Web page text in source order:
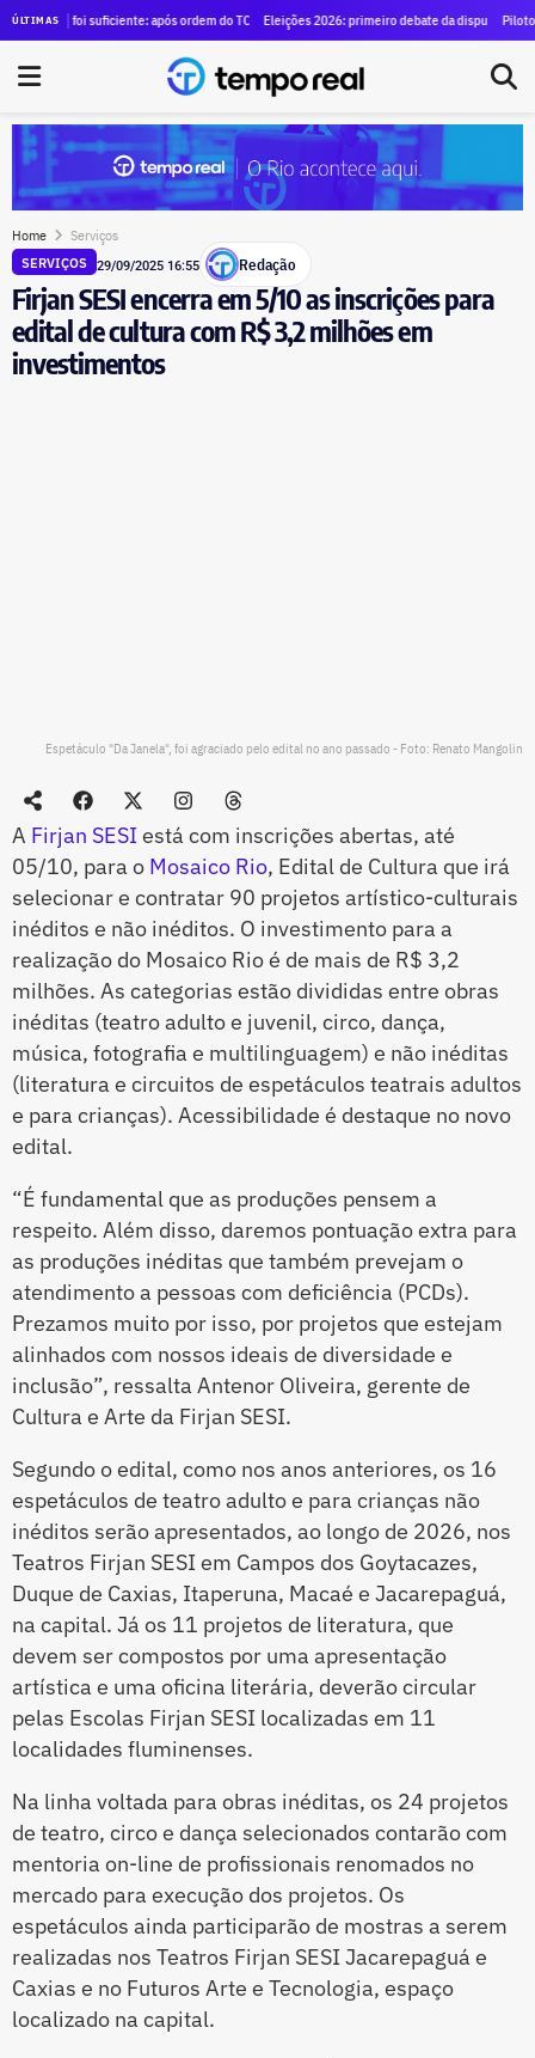
ÚLTIMAS
para alugar SUVs blindados para diretores por R$ 1,29 milhão
foi suficiente: após ordem do TCE para anular contrato de mais de R$ 100 milhões, Duque de
Eleições 2026: primeiro debate da disputa pelo governo do
Piloto brasileiro
Home Serviços
SERVIÇOS 29/09/2025 16:55 Redação
Firjan SESI encerra em 5/10 as inscrições para
edital de cultura com R$ 3,2 milhões em
investimentos
Espetáculo "Da Janela", foi agraciado pelo edital no ano passado - Foto: Renato Mangolin
A Firjan SESIestá com inscrições abertas, até
05/10, para o Mosaico Rio, Edital de Cultura que irá
selecionar e contratar 90 projetos artístico-culturais
inéditos e não inéditos. O investimento para a
realização do Mosaico Rio é de mais de R$ 3,2
milhões. As categorias estão divididas entre obras
inéditas (teatro adulto e juvenil, circo, dança,
música, fotografia e multilinguagem) e não inéditas
(literatura e circuitos de espetáculos teatrais adultos
e para crianças). Acessibilidade é destaque no novo
edital.
“É fundamental que as produções pensem a
respeito. Além disso, daremos pontuação extra para
as produções inéditas que também prevejam o
atendimento a pessoas com deficiência (PCDs).
Prezamos muito por isso, por projetos que estejam
alinhados com nossos ideais de diversidade e
inclusão”, ressalta Antenor Oliveira, gerente de
Cultura e Arte da Firjan SESI.
Segundo o edital, como nos anos anteriores, os 16
espetáculos de teatro adulto e para crianças não
inéditos serão apresentados, ao longo de 2026, nos
Teatros Firjan SESI em Campos dos Goytacazes,
Duque de Caxias, Itaperuna, Macaé e Jacarepaguá,
na capital. Já os 11 projetos de literatura, que
devem ser compostos por uma apresentação
artística e uma oficina literária, deverão circular
pelas Escolas Firjan SESI localizadas em 11
localidades fluminenses.
Na linha voltada para obras inéditas, os 24 projetos
de teatro, circo e dança selecionados contarão com
mentoria on-line de profissionais renomados no
mercado para execução dos projetos. Os
espetáculos ainda participarão de mostras a serem
realizadas nos Teatros Firjan SESI Jacarepaguá e
Caxias e no Futuros Arte e Tecnologia, espaço
localizado na capital.